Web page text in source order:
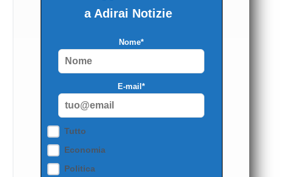
a Adirai Notizie
Nome*
E-mail*
Tutto
Economia
Politica